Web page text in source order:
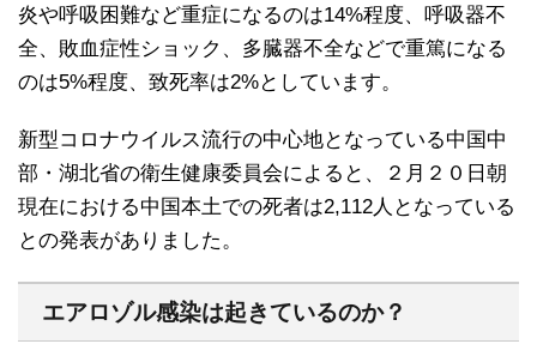
炎や呼吸困難など重症になるのは14%程度、呼吸器不
全、敗血症性ショック、多臓器不全などで重篤になる
のは5%程度、致死率は2%としています。
新型コロナウイルス流行の中心地となっている中国中
部・湖北省の衛生健康委員会によると、２月２０日朝
現在における中国本土での死者は2,112人となっている
との発表がありました。
エアロゾル感染は起きているのか？